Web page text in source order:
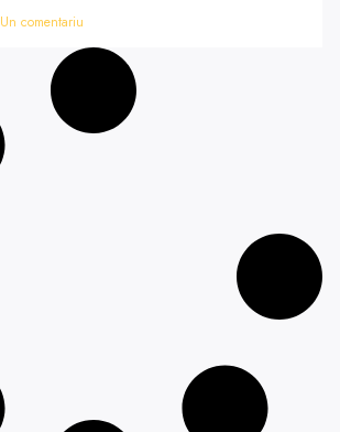
Un comentariu